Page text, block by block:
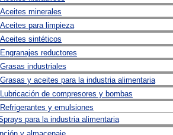
Aceites minerales
Aceites para limpieza
Aceites sintéticos
Engranajes reductores
Grasas industriales
Grasas y aceites para la industria alimentaria
Lubricación de compresores y bombas
Refrigerantes y emulsiones
para la industria alimentaria